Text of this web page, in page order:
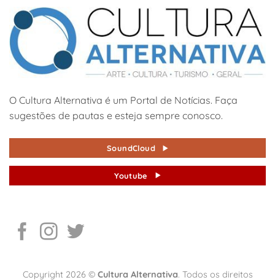
O Cultura Alternativa é um Portal de Notícias. Faça
sugestões de pautas e esteja sempre conosco.
SoundCloud
Youtube
Copyright 2026 © Cultura Alternativa. Todos os direitos